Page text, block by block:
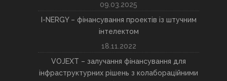
09.03.2025
I-NERGY – фінансування проектів із штучним
інтелектом
18.11.2022
VOJEXT – залучання фінансування для
інфраструктурних рішень з колабораційними